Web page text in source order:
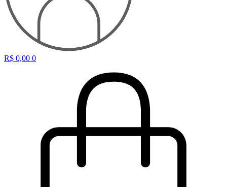
R$ 0,00 0